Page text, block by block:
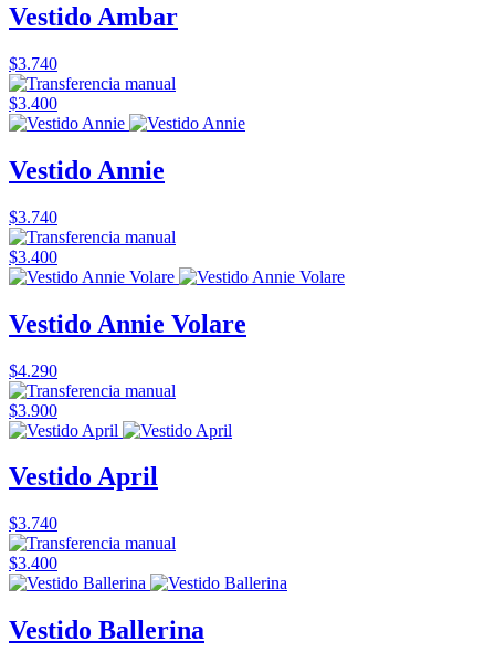
Vestido Ambar
$3.740
$3.400
Vestido Annie
$3.740
$3.400
Vestido Annie Volare
$4.290
$3.900
Vestido April
$3.740
$3.400
Vestido Ballerina